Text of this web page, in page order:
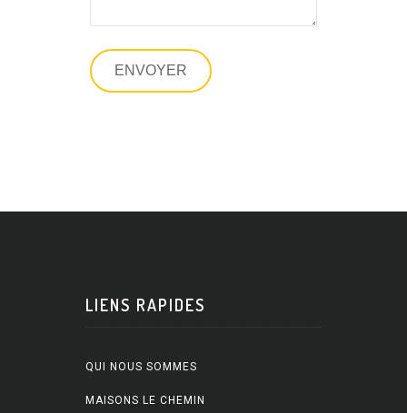
LIENS RAPIDES
QUI NOUS SOMMES
MAISONS LE CHEMIN